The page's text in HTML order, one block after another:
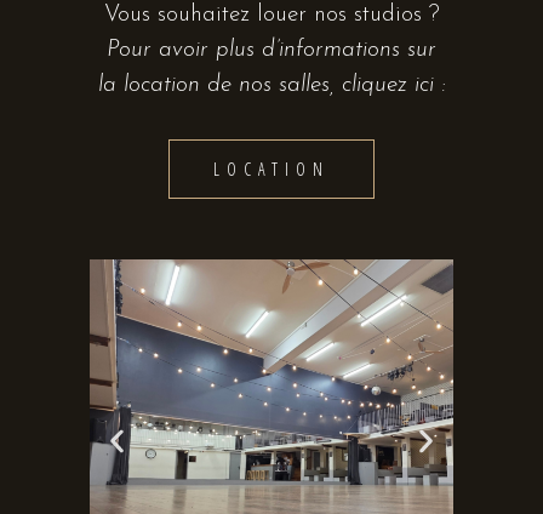
Vous souhaitez louer nos studios ?
Pour avoir plus d’informations sur
la location de nos salles, cliquez ici :
LOCATION